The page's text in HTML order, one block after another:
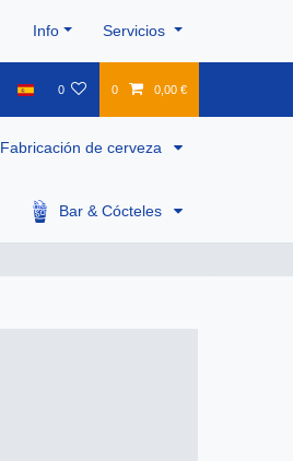
Info Servicios
0 0 0,00 €
Fabricación de cerveza
Bar & Cócteles